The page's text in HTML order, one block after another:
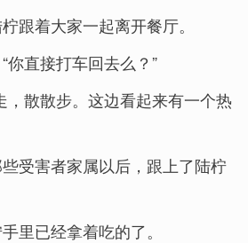
跟着大家一起离开餐厅。
你直接打车回去么？”
，散散步。这边看起来有一个热
受害者家属以后，跟上了陆柠
里已经拿着吃的了。